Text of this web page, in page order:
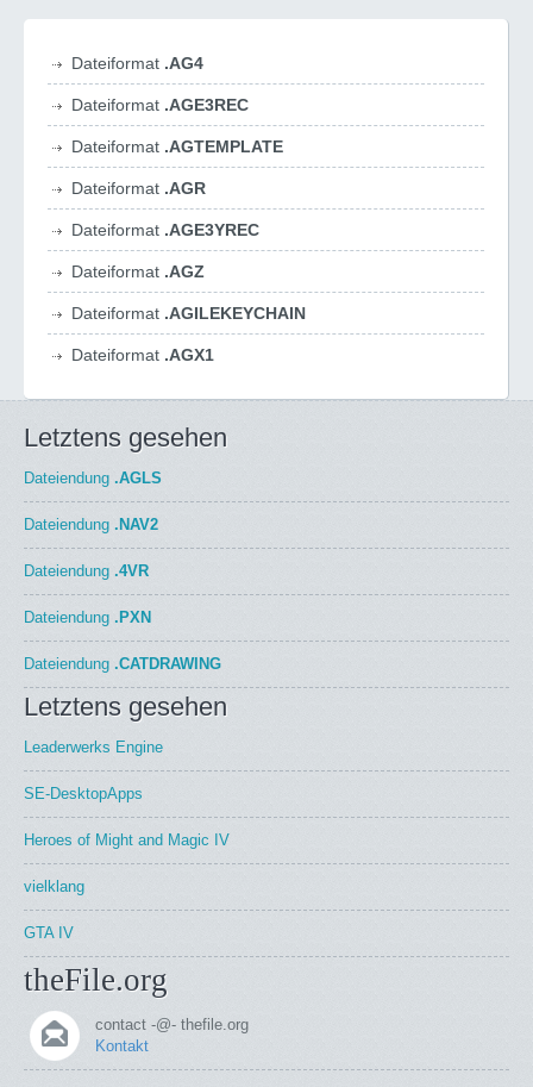
Dateiformat .AG4
Dateiformat .AGE3REC
Dateiformat .AGTEMPLATE
Dateiformat .AGR
Dateiformat .AGE3YREC
Dateiformat .AGZ
Dateiformat .AGILEKEYCHAIN
Dateiformat .AGX1
Letztens gesehen
Dateiendung .AGLS
Dateiendung .NAV2
Dateiendung .4VR
Dateiendung .PXN
Dateiendung .CATDRAWING
Letztens gesehen
Leaderwerks Engine
SE-DesktopApps
Heroes of Might and Magic IV
vielklang
GTA IV
theFile.org
contact -@- thefile.org
Kontakt